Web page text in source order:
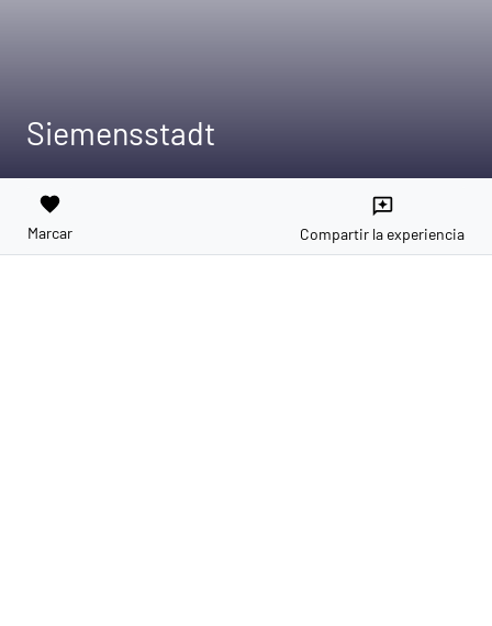
Siemensstadt
favorite
Marcar
reviews
Compartir la experiencia